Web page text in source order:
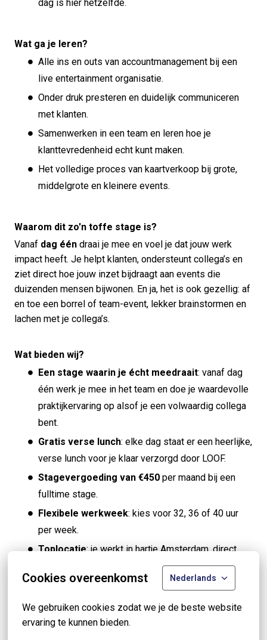
Cookies overeenkomst Nederlands
We gebruiken cookies zodat we je de beste website
ervaring te kunnen bieden.
dag is hier hetzelfde.
Wat ga je leren?
Alle ins en outs van accountmanagement bij een
live entertainment organisatie.
Onder druk presteren en duidelijk communiceren
met klanten.
Samenwerken in een team en leren hoe je
klanttevredenheid echt kunt maken.
Het volledige proces van kaartverkoop bij grote,
middelgrote en kleinere events.
Waarom dit zo'n toffe stage is?
Vanaf dag één draai je mee en voel je dat jouw werk
impact heeft. Je helpt klanten, ondersteunt collega’s en
ziet direct hoe jouw inzet bijdraagt aan events die
duizenden mensen bijwonen. En ja, het is ook gezellig: af
en toe een borrel of team-event, lekker brainstormen en
lachen met je collega’s.
Wat bieden wij?
Een stage waarin je écht meedraait: vanaf dag
één werk je mee in het team en doe je waardevolle
praktijkervaring op alsof je een volwaardig collega
bent.
Gratis verse lunch: elke dag staat er een heerlijke,
verse lunch voor je klaar verzorgd door LOOF.
Stagevergoeding van €450 per maand bij een
fulltime stage.
Flexibele werkweek: kies voor 32, 36 of 40 uur
per week.
Toplocatie: je werkt in hartje Amsterdam, direct
MacBookin bruikleen zodat je alles hebt wat je
nodig hebt om goed te werken.
Gezellige teamactiviteiten